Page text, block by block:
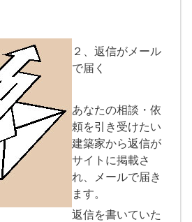
２、返信がメール
で届く
あなたの相談・依
頼を引き受けたい
建築家から返信が
サイトに掲載さ
れ、メールで届き
ます。
返信を書いていた